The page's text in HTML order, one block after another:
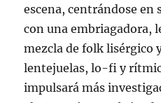
escena, centrándose en
con una embriagadora,
mezcla de folk lisérgico
lentejuelas, lo-fi y
impulsará más